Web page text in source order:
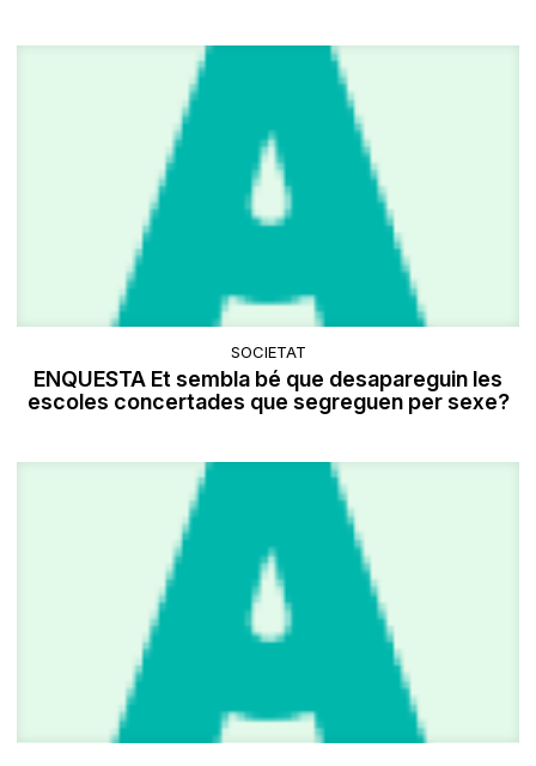
SOCIETAT
ENQUESTA Et sembla bé que desapareguin les
escoles concertades que segreguen per sexe?